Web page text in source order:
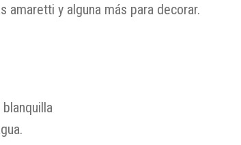
amaretti y alguna más para decorar.